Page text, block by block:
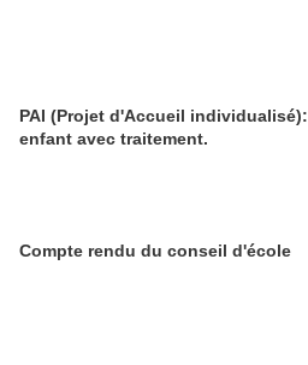
PAI (Projet d'Accueil individualisé):
enfant avec traitement.
Compte rendu du conseil d'école